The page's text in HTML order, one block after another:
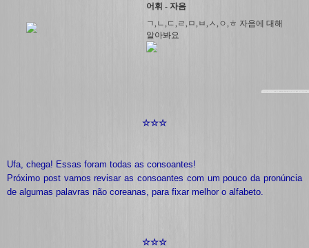
어휘 - 자음
ㄱ,ㄴ,ㄷ,ㄹ,ㅁ,ㅂ,ㅅ,ㅇ,ㅎ 자음에 대해
알아봐요
☆☆☆
Ufa, chega! Essas foram todas as consoantes!
Próximo post vamos revisar as consoantes com um pouco da pronúncia
de algumas palavras não coreanas, para fixar melhor o alfabeto.
☆☆☆